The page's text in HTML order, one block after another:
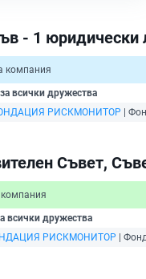
- 1 юридически
компания
всички дружества
РИСКМОНИТОР |
Съвет,
всички дружества
РИСКМОНИТОР |